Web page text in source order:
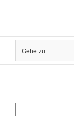
Gehe zu ...